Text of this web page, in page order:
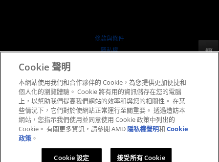
條款與條件
隱私權
公平公開競爭
英國稅務策略
Cookie 政策
Cookie 設定
反馈
Cookie 聲明
本網站使用我們和合作夥伴的 Cookie，為您提供更加便捷和
個人化的瀏覽體驗。 Cookie 將有用的資訊儲存在您的電腦
上，以幫助我們提高我們網站的效率和與您的相關性。 在某
些情況下，它們對於使網站正常運行至關重要。 透過造訪本
網站，您指示我們使用並同意使用 Cookie 政策中列出的
Cookie。 有關更多資訊，請參閱 AMD 隱私權聲明和Cookie
政策 。
Cookie 設定 接受所有 Cookie